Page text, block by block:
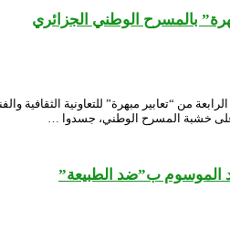
بالمسرح الوطني الجزائري
خشبة المسرح الوطني، جسدوا …
الموسوم ب”ضد الطبيعة”